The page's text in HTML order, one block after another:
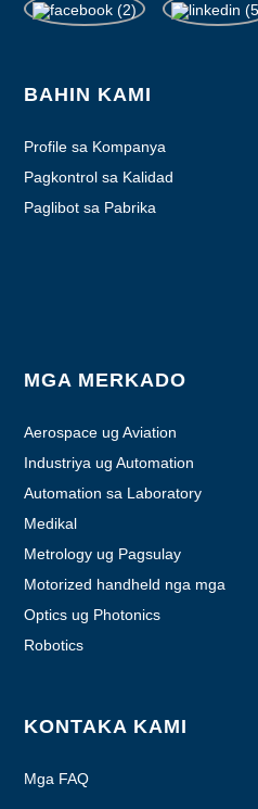
BAHIN KAMI
Profile sa Kompanya
Pagkontrol sa Kalidad
Paglibot sa Pabrika
MGA MERKADO
Aerospace ug Aviation
Industriya ug Automation
Automation sa Laboratory
Medikal
Metrology ug Pagsulay
Motorized handheld nga mga
himan
Optics ug Photonics
Robotics
KONTAKA KAMI
Mga FAQ